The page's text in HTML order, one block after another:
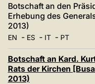
Botschaft an den
Erhebung des
2013)
EN - ES- IT- PT
Botschaft an Kard.
Rats der Kirchen
2013)